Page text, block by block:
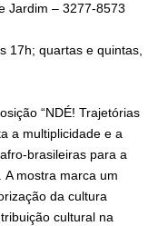
Jardim – 3277-8573
17h; quartas e quintas,
“NDÉ! Trajetórias
a multiplicidade e a
brasileiras para a
mostra marca um
da cultura
cultural na